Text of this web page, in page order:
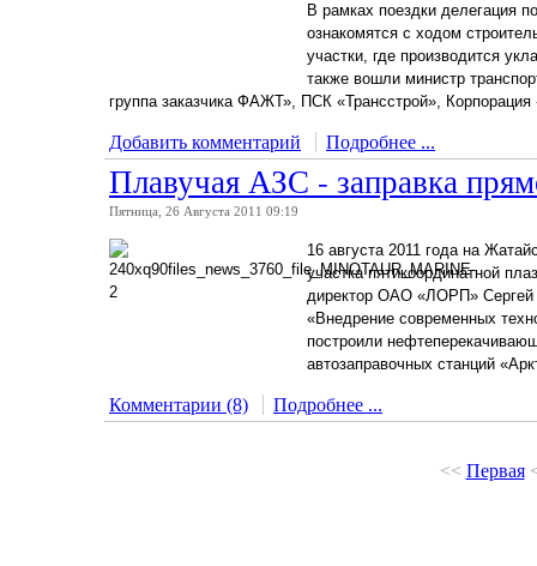
В рамках поездки делегация
ознакомятся с ходом
участки, где производится
также вошли министр
группа заказчика ФАЖТ», ПСК «Трансстрой»,
Добавить комментарий Подробнее ...
Плавучая АЗС - заправка
Пятница, 26 Августа 2011 09:19
16 августа 2011 года на
участка пятикоординатной
директор ОАО «ЛОРП» Сергей
«Внедрение современных
построили
автозаправочных станций
Комментарии (8) Подробнее ...
<< Первая